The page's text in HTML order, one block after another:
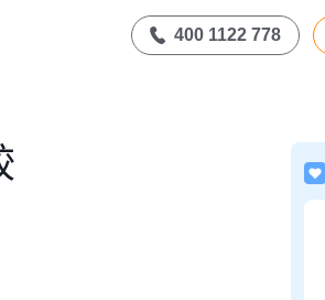
400 1122 778